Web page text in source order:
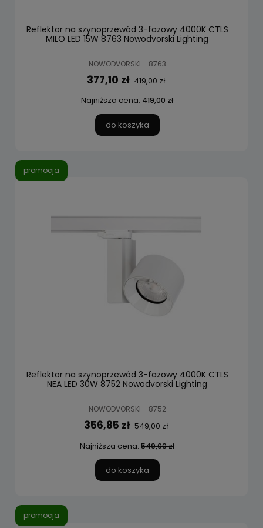
Reflektor na szynoprzewód 3-fazowy 4000K CTLS
MILO LED 15W 8763 Nowodvorski Lighting
NOWODVORSKI - 8763
377,10 zł 419,00 zł
Najniższa cena: 419,00 zł
do koszyka
Reflektor na szynoprzewód 3-fazowy 4000K CTLS
NEA LED 30W 8752 Nowodvorski Lighting
NOWODVORSKI - 8752
356,85 zł 549,00 zł
Najniższa cena: 549,00 zł
do koszyka
promocja
promocja